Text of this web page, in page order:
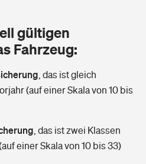
bekomme ich im Alter?
finden
gültigen
Fahrzeug:
das ist gleich
(auf einer Skala von 10 bis
das ist zwei Klassen
einer Skala von 10 bis 33)